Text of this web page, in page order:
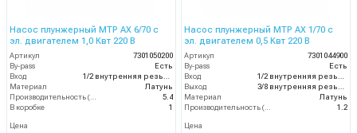
Насос плунжерный MTP AX 6/70 с
эл. двигателем 1,0 Квт 220 В
Артикул
7301050200
By-pass
Есть
Вход
1/2 внутренняя резьба
Материал
Латунь
Производительность (л/мин)
5.4
В коробке
1
Цена
Насос плунжерный MTP AX 1/70 с
эл. двигателем 0,5 Квт 220 В
Артикул
7301044900
By-pass
Есть
Вход
1/2 внутренняя резьба
Выход
3/8 внутренняя резьба
Материал
Латунь
Производительность (л/мин)
1.2
Цена